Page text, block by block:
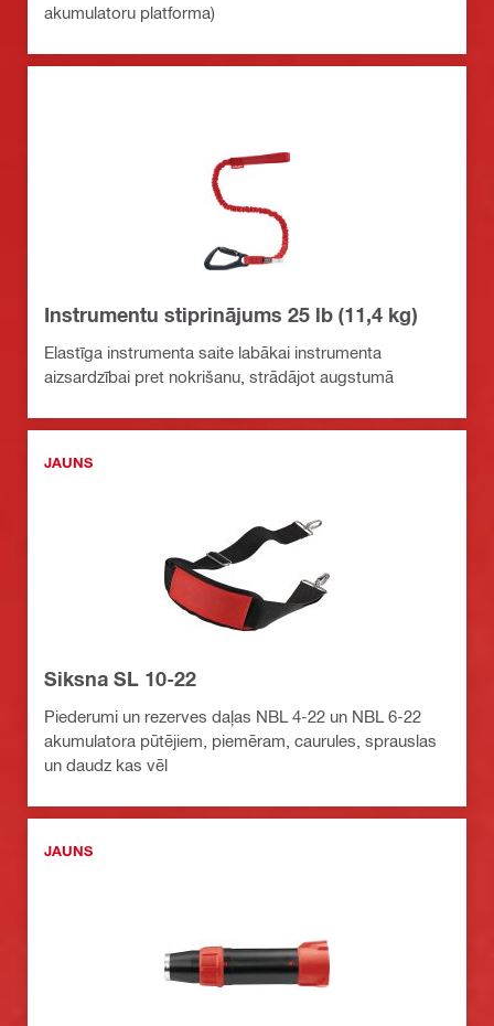
akumulatoru platforma)
Instrumentu stiprinājums 25 lb (11,4 kg)
Elastīga instrumenta saite labākai instrumenta
aizsardzībai pret nokrišanu, strādājot augstumā
JAUNS
Siksna SL 10-22
Piederumi un rezerves daļas NBL 4-22 un NBL 6-22
akumulatora pūtējiem, piemēram, caurules, sprauslas
un daudz kas vēl
JAUNS